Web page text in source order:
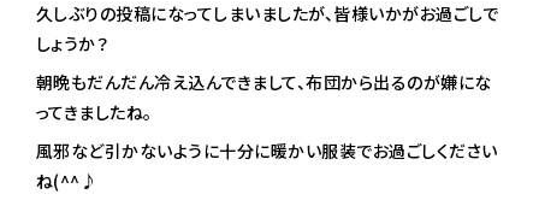
久しぶりの投稿になってしまいましたが、皆様いかがお過ごしで
しょうか？
朝晩もだんだん冷え込んできまして、布団から出るのが嫌にな
ってきましたね。
風邪など引かないように十分に暖かい服装でお過ごしください
ね(^^♪